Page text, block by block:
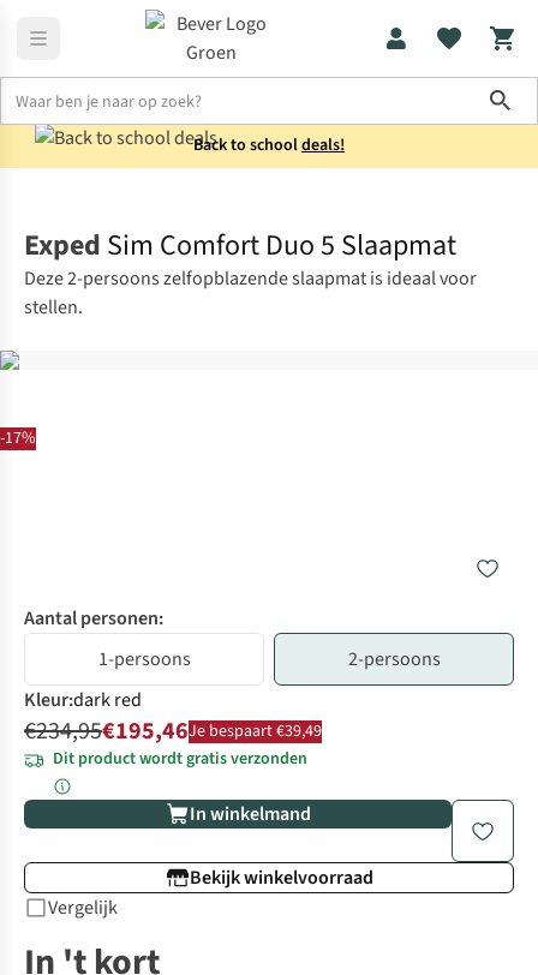
Back to schooldeals!
-17%
Exped Sim Comfort Duo 5 Slaapmat
Deze 2-persoons zelfopblazende slaapmat is ideaal voor
stellen.
Aantal personen:
1-persoons
2-persoons
Kleur:dark red
€234,95€195,46Je bespaart €39,49
Dit product wordt gratis verzonden
In winkelmand
Bekijk winkelvoorraad
Vergelijk
In 't kort